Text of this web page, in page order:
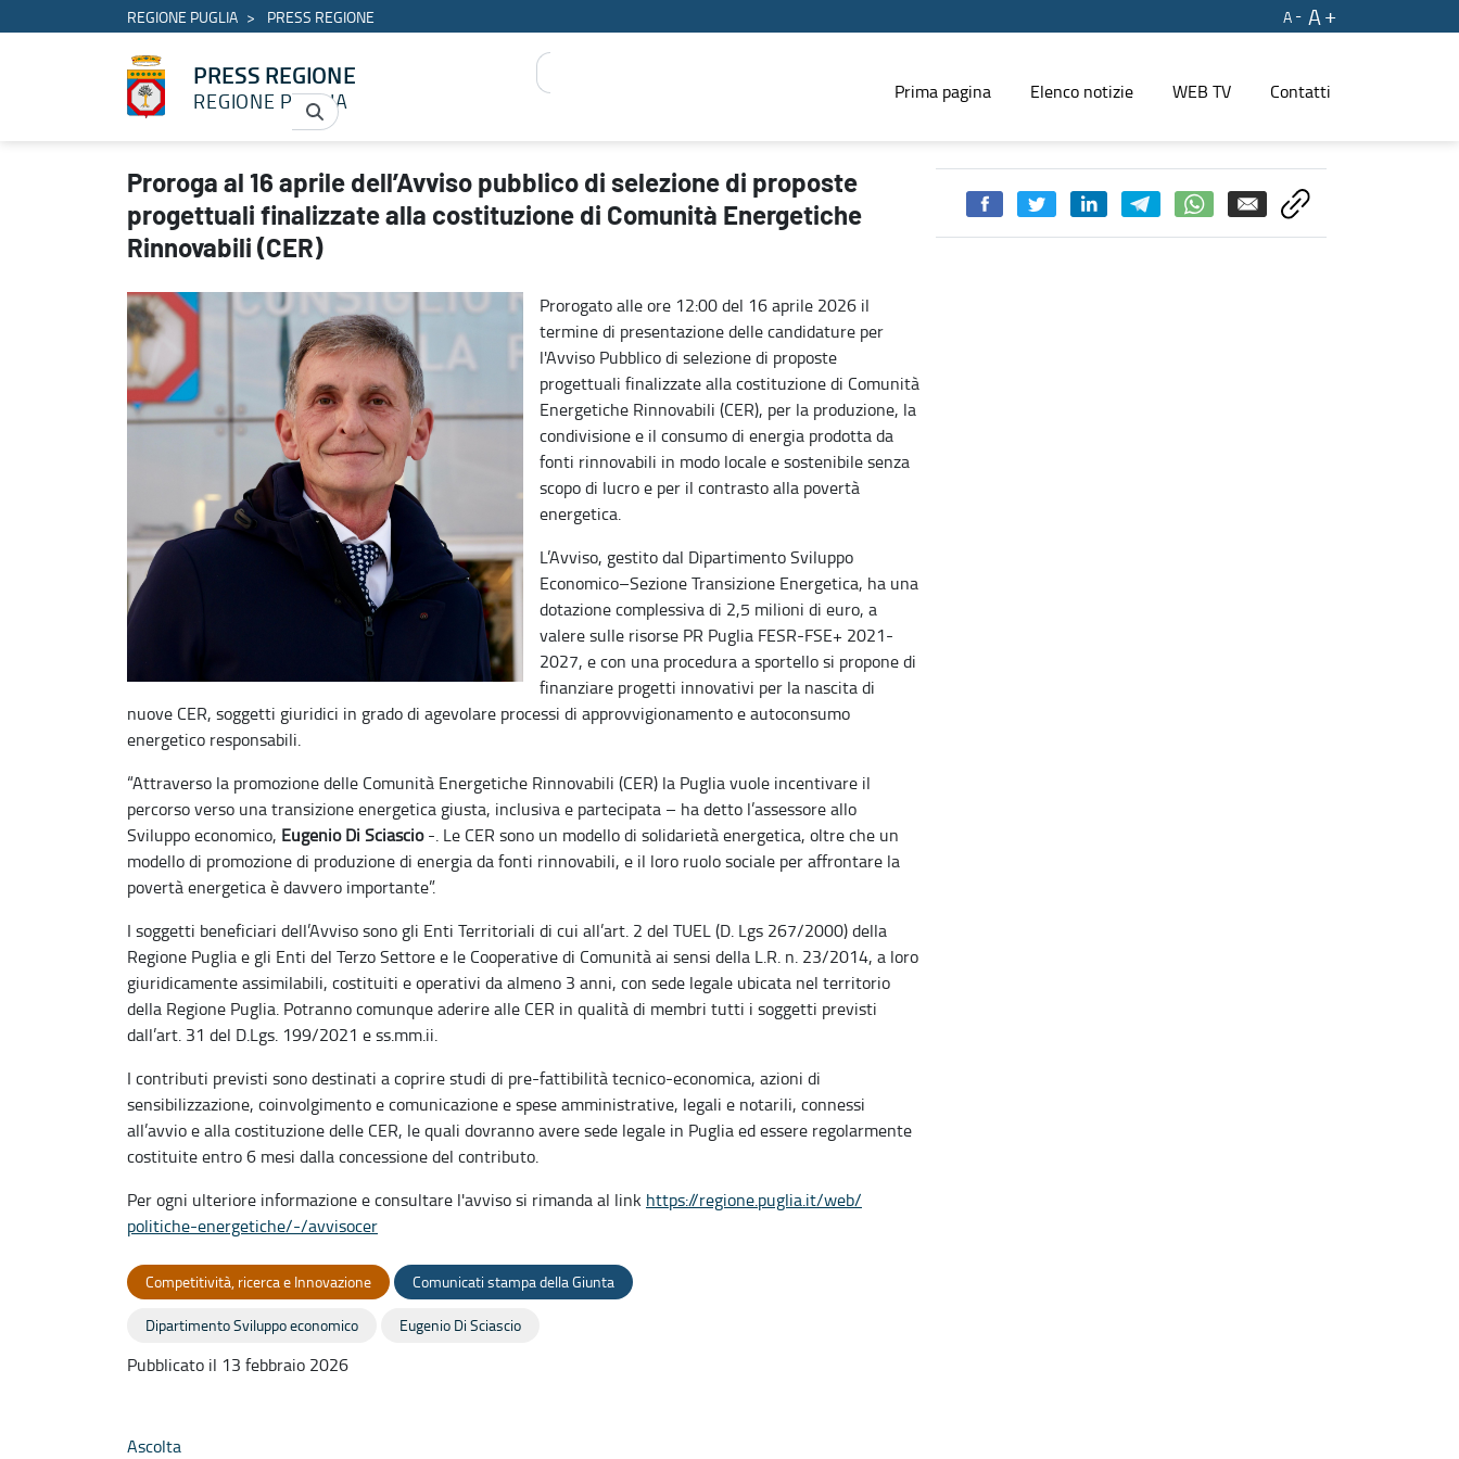
REGIONE PUGLIA PRESS REGIONE A
A
PRESS REGIONE
REGIONE PUGLIA Prima pagina Elenco notizie WEB TV Contatti
Proroga al 16 aprile dell’Avviso pubblico di selezione di proposte progettuali finalizzate alla costituzione di Comunità Energetiche Rinnovabili (CER) - PRESS REGIONE
Proroga al 16 aprile dell’Avviso pubblico di selezione di proposte
progettuali finalizzate alla costituzione di Comunità Energetiche
Rinnovabili (CER)
Prorogato alle ore 12:00 del 16 aprile 2026 il
termine di presentazione delle candidature per
l'Avviso Pubblico di selezione di proposte
progettuali finalizzate alla costituzione di Comunità
Energetiche Rinnovabili (CER), per la produzione, la
condivisione e il consumo di energia prodotta da
fonti rinnovabili in modo locale e sostenibile senza
scopo di lucro e per il contrasto alla povertà
energetica.
L’Avviso, gestito dal Dipartimento Sviluppo
Economico–Sezione Transizione Energetica, ha una
dotazione complessiva di 2,5 milioni di euro, a
valere sulle risorse PR Puglia FESR-FSE+ 2021-
2027, e con una procedura a sportello si propone di
finanziare progetti innovativi per la nascita di
nuove CER, soggetti giuridici in grado di agevolare processi di approvvigionamento e autoconsumo
energetico responsabili.
“Attraverso la promozione delle Comunità Energetiche Rinnovabili (CER) la Puglia vuole incentivare il
percorso verso una transizione energetica giusta, inclusiva e partecipata – ha detto l’assessore allo
Sviluppo economico, Eugenio Di Sciascio -. Le CER sono un modello di solidarietà energetica, oltre che un
modello di promozione di produzione di energia da fonti rinnovabili, e il loro ruolo sociale per affrontare la
povertà energetica è davvero importante”.
I soggetti beneficiari dell’Avviso sono gli Enti Territoriali di cui all’art. 2 del TUEL (D. Lgs 267/2000) della
Regione Puglia e gli Enti del Terzo Settore e le Cooperative di Comunità ai sensi della L.R. n. 23/2014, a loro
giuridicamente assimilabili, costituiti e operativi da almeno 3 anni, con sede legale ubicata nel territorio
della Regione Puglia. Potranno comunque aderire alle CER in qualità di membri tutti i soggetti previsti
dall’art. 31 del D.Lgs. 199/2021 e ss.mm.ii.
I contributi previsti sono destinati a coprire studi di pre-fattibilità tecnico-economica, azioni di
sensibilizzazione, coinvolgimento e comunicazione e spese amministrative, legali e notarili, connessi
all’avvio e alla costituzione delle CER, le quali dovranno avere sede legale in Puglia ed essere regolarmente
costituite entro 6 mesi dalla concessione del contributo.
Per ogni ulteriore informazione e consultare l'avviso si rimanda al link https://regione.puglia.it/web/
politiche-energetiche/-/avvisocer
Competitività, ricerca e Innovazione Comunicati stampa della Giunta
Dipartimento Sviluppo economico Eugenio Di Sciascio
Pubblicato il 13 febbraio 2026
Ascolta